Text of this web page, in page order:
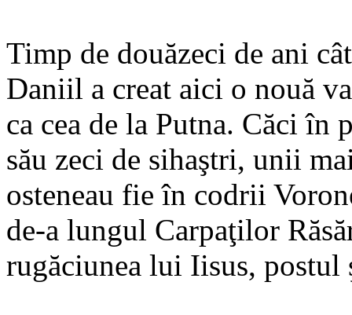
Timp de douăzeci de ani
Daniil a creat aici o nouă
ca cea de la Putna. Căci în
său zeci de sihaştri, unii
osteneau fie în codrii
de-a lungul Carpaţilor
rugăciunea lui Iisus, postul